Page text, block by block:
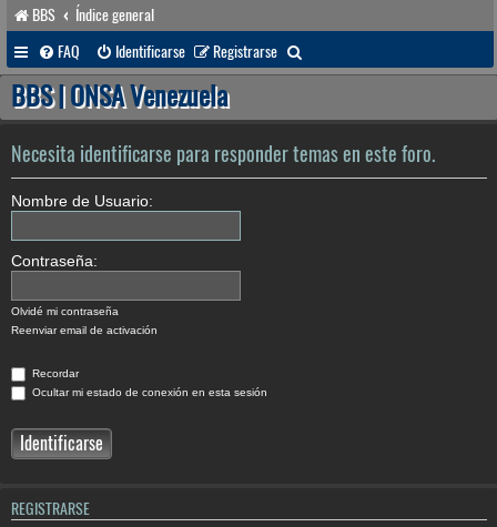
BBS
Índice general
FAQ
Identificarse Registrarse
u
a
BBS | ONSA Venezuela
Necesita identificarse para responder temas en este foro.
Nombre de Usuario:
Contraseña:
Olvidé mi contraseña
Reenviar email de activación
Recordar
Ocultar mi estado de conexión en esta sesión
REGISTRARSE